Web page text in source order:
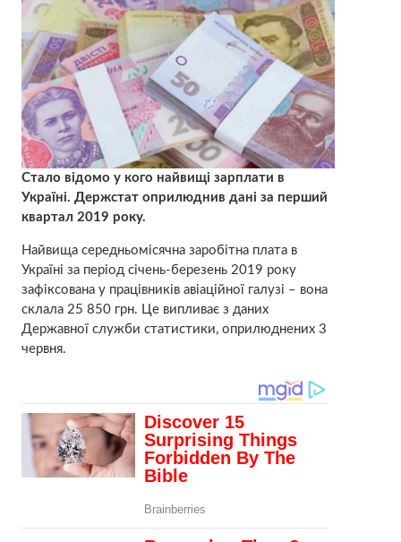
Стало відомо у кого найвищі зарплати в
Україні. Держстат оприлюднив дані за перший
квартал 2019 року.
Найвища середньомісячна заробітна плата в
Україні за період січень-березень 2019 року
зафіксована у працівників авіаційної галузі – вона
склала 25 850 грн. Це випливає з даних
Державної служби статистики, оприлюднених 3
червня.